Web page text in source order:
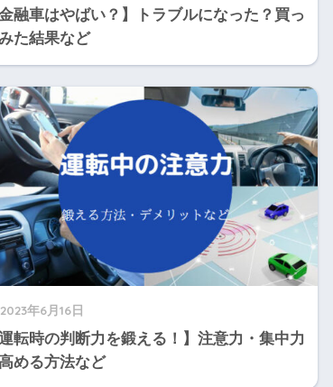
金融車はやばい？】トラブルになった？買っ
た結果など
2023年6月16日
運転時の判断力を鍛える！】注意力・集中力
める方法など